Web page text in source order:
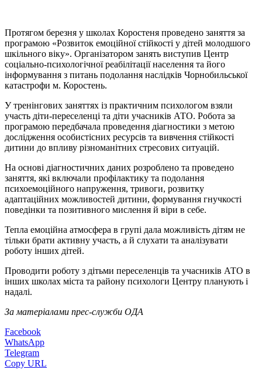
Протягом березня у школах Коростеня проведено заняття за
програмою «Розвиток емоційної стійкості у дітей молодшого
шкільного віку». Організатором занять виступив Центр
соціально-психологічної реабілітації населення та його
інформування з питань подолання наслідків Чорнобильської
катастрофи м. Коростень.
У тренінгових заняттях із практичним психологом взяли
участь діти-переселенці та діти учасників АТО. Робота за
програмою передбачала проведення діагностики з метою
дослідження особистісних ресурсів та вивчення стійкості
дитини до впливу різноманітних стресових ситуацій.
На основі діагностичних даних розроблено та проведено
заняття, які включали профілактику та подолання
психоемоційного напруження, тривоги, розвитку
адаптаційних можливостей дитини, формування гнучкості
поведінки та позитивного мислення й віри в себе.
Тепла емоційна атмосфера в групі дала можливість дітям не
тільки брати активну участь, а й слухати та аналізувати
роботу інших дітей.
Проводити роботу з дітьми переселенців та учасників АТО в
інших школах міста та району психологи Центру планують і
надалі.
За матеріалами прес-служби ОДА
Facebook
WhatsApp
Telegram
Copy URL